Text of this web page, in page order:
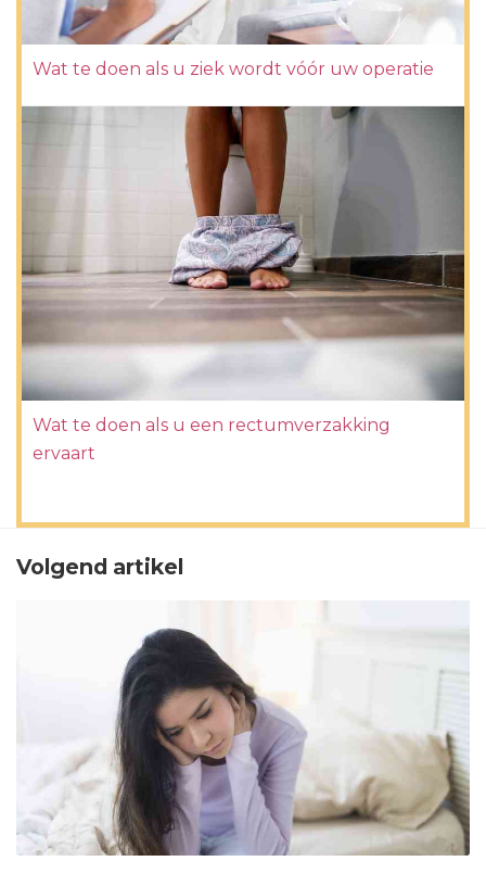
Wat te doen als u ziek wordt vóór uw operatie
Wat te doen als u een rectumverzakking
ervaart
Volgend artikel